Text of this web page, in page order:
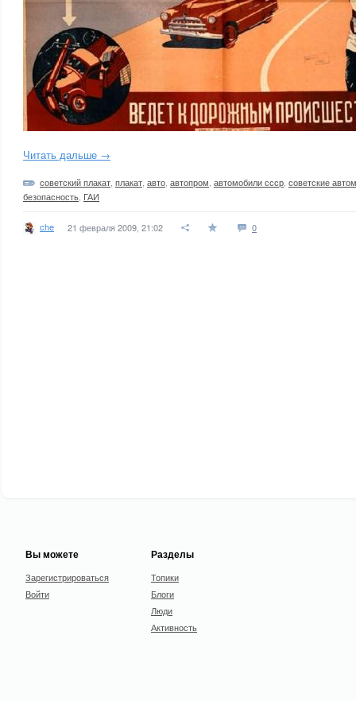
Читать дальше →
советский плакат плакат авто автопром автомобили ссср советские
безопасность ГАИ
che 21 февраля 2009, 21:02 0
Вы можете
Зарегистрироваться
Войти
Разделы
Топики
Блоги
Люди
Активность